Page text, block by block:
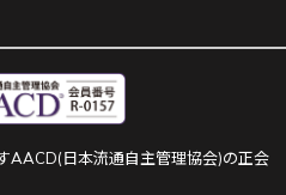
AACD(日本流通自主管理協会)の正会